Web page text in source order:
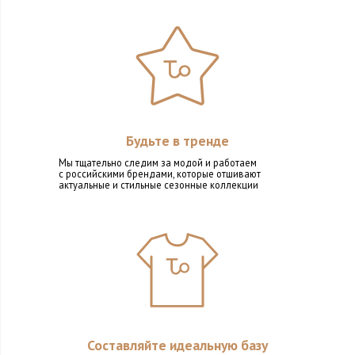
Будьте в тренде
Мы тщательно следим за модой и работаем
с российскими брендами, которые отшивают
актуальные и стильные сезонные коллекции
Составляйте идеальную базу